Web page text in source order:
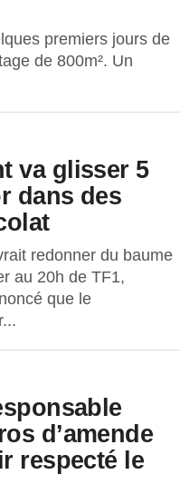
premiers jours de
de 800m². Un
va glisser 5
dans des
redonner du baume
au 20h de TF1,
que le
d’amende
respecté le